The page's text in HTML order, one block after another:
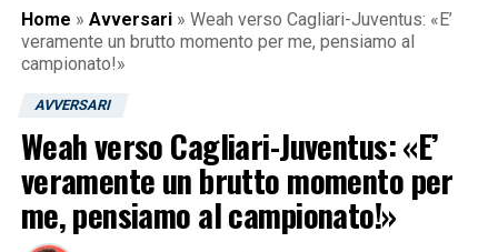
Home » Avversari » Weah verso Cagliari-Juventus: «E’
veramente un brutto momento per me, pensiamo al
campionato!»
AVVERSARI
Weah verso Cagliari-Juventus: «E’
veramente un brutto momento per
me, pensiamo al campionato!»